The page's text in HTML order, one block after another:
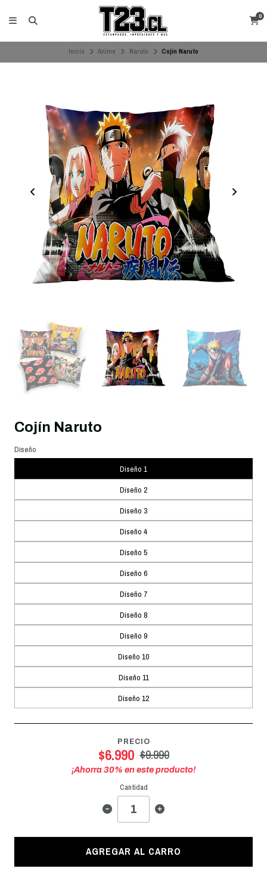
0
Inicio Anime Naruto Cojín Naruto
Cojín Naruto
Diseño
Diseño 1
Diseño 2
Diseño 3
Diseño 4
Diseño 5
Diseño 6
Diseño 7
Diseño 8
Diseño 9
Diseño 10
Diseño 11
Diseño 12
PRECIO
$6.990 $9.990
¡Ahorra30% en este producto!
Cantidad
AGREGAR AL CARRO